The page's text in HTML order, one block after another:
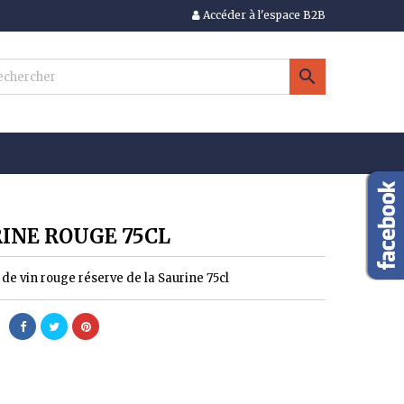
Accéder à l'espace B2B

ROUGE 75CL
vin rouge réserve de la Saurine 75cl